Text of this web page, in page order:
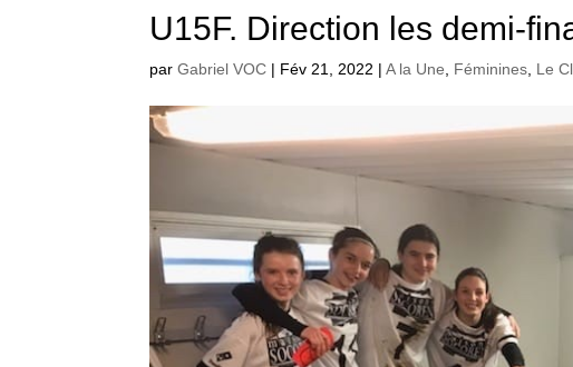
U15F. Direction les demi-
parGabriel VOC | Fév 21, 2022 |A la Une, Féminines, Le